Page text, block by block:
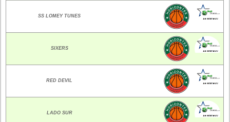
SS LOMEY TUNES
SIXERS
RED DEVIL
LADO SUR